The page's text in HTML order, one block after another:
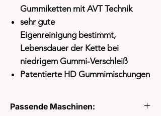
Gummiketten mit AVT Technik
sehr gute
Eigenreinigung bestimmt,
Lebensdauer der Kette bei
niedrigem Gummi-Verschleiß
Patentierte HD Gummimischungen
Passende Maschinen: